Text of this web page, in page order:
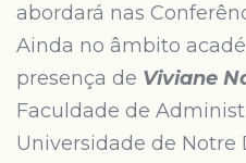
abordará nas
Ainda no âmbito
presença de Viviane
Faculdade de
Universidade de Notre